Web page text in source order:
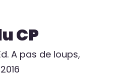
CP
A pas de loups,